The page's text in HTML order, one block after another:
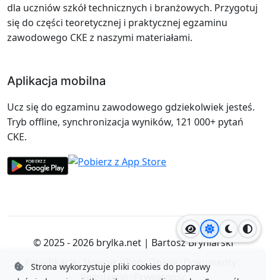
Jasny motyw
Ciemny
dla uczniów szkół technicznych i branżowych. Przygotuj
się do części teoretycznej i praktycznej egzaminu
zawodowego CKE z naszymi materiałami.
Aplikacja mobilna
Ucz się do egzaminu zawodowego gdziekolwiek jesteś.
Tryb offline, synchronizacja wyników, 121 000+ pytań
CKE.
© 2025 - 2026 brylka.net| Bartosz Bryniarski
Kwalifikacje|Słownik|Blog|Opinie|Dokumenty
Regulamin
Prywatność
Strona wykorzystuje pliki cookies do poprawy